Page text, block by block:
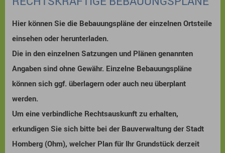
Hier können Sie die Bebauungspläne der einzelnen Ortsteile
einsehen oder herunterladen.
Die in den einzelnen Satzungen und Plänen genannten
Angaben sind ohne Gewähr. Einzelne Bebauungspläne
können sich ggf. überlagern oder auch neu überplant
werden.
Um eine verbindliche Rechtsauskunft zu erhalten,
erkundigen Sie sich bitte bei der Bauverwaltung der Stadt
Homberg (Ohm), welcher Plan für Ihr Grundstück derzeit